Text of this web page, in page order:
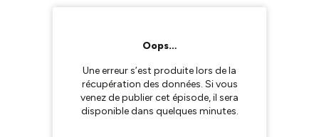
Oops…
Une erreur s’est produite lors de la
récupération des données. Si vous
venez de publier cet épisode, il sera
disponible dans quelques minutes.